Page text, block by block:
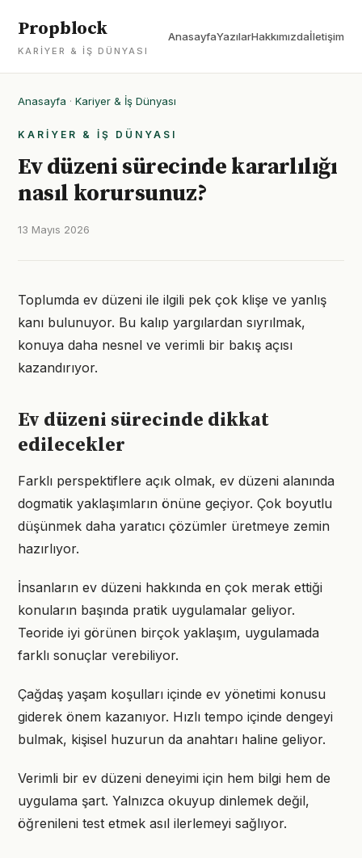
Propblock
KARIYER & İŞ DÜNYASI
AnasayfaYazılarHakkımızdaİletişim
Anasayfa · Kariyer & İş Dünyası
KARIYER & İŞ DÜNYASI
Ev düzeni sürecinde kararlılığı
nasıl korursunuz?
13 Mayıs 2026
Toplumda ev düzeni ile ilgili pek çok klişe ve yanlış
kanı bulunuyor. Bu kalıp yargılardan sıyrılmak,
konuya daha nesnel ve verimli bir bakış açısı
kazandırıyor.
Ev düzeni sürecinde dikkat
edilecekler
Farklı perspektiflere açık olmak, ev düzeni alanında
dogmatik yaklaşımların önüne geçiyor. Çok boyutlu
düşünmek daha yaratıcı çözümler üretmeye zemin
hazırlıyor.
İnsanların ev düzeni hakkında en çok merak ettiği
konuların başında pratik uygulamalar geliyor.
Teoride iyi görünen birçok yaklaşım, uygulamada
farklı sonuçlar verebiliyor.
Çağdaş yaşam koşulları içinde ev yönetimi konusu
giderek önem kazanıyor. Hızlı tempo içinde dengeyi
bulmak, kişisel huzurun da anahtarı haline geliyor.
Verimli bir ev düzeni deneyimi için hem bilgi hem de
uygulama şart. Yalnızca okuyup dinlemek değil,
öğrenileni test etmek asıl ilerlemeyi sağlıyor.